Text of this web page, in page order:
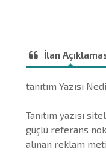
İlan
tanıtım Yazısı
Tanıtım yazısı
güçlü referans
alınan reklam